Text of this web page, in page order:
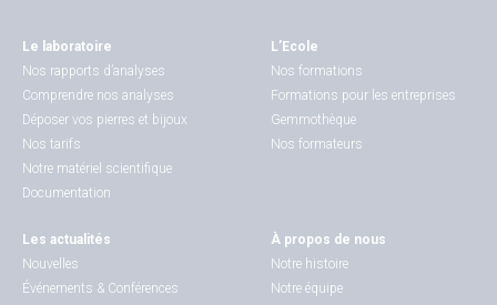
Le laboratoire
Nos rapports d’analyses
Comprendre nos analyses
Déposer vos pierres et bijoux
Nos tarifs
Notre matériel scientifique
Documentation
L’Ecole
Nos formations
Formations pour les entreprises
Gemmothèque
Nos formateurs
Les actualités
Nouvelles
Événements & Conférences
À propos de nous
Notre histoire
Notre équipe